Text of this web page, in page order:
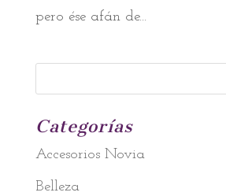
pero ése afán de...
Categorías
Accesorios Novia
Belleza